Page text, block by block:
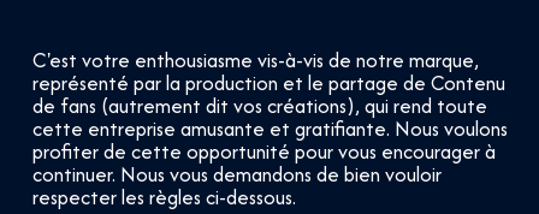
C'est votre enthousiasme vis-à-vis de notre marque,
représenté par la production et le partage de Contenu
de fans (autrement dit vos créations), qui rend toute
cette entreprise amusante et gratifiante. Nous voulons
profiter de cette opportunité pour vous encourager à
continuer. Nous vous demandons de bien vouloir
respecter les règles ci-dessous.